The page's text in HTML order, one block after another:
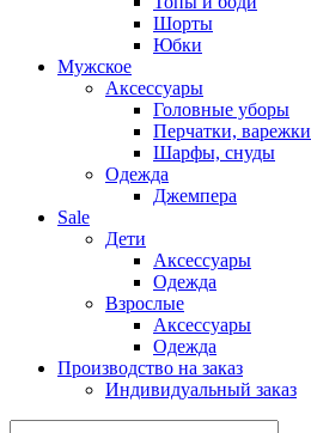
Шорты
Юбки
Мужское
Аксессуары
Головные уборы
Перчатки, варежки
Шарфы, снуды
Одежда
Джемпера
Sale
Дети
Аксессуары
Одежда
Взрослые
Аксессуары
Одежда
Производство на заказ
Индивидуальный заказ